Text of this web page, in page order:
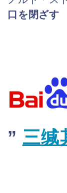
口を閉ざす
” 三缄